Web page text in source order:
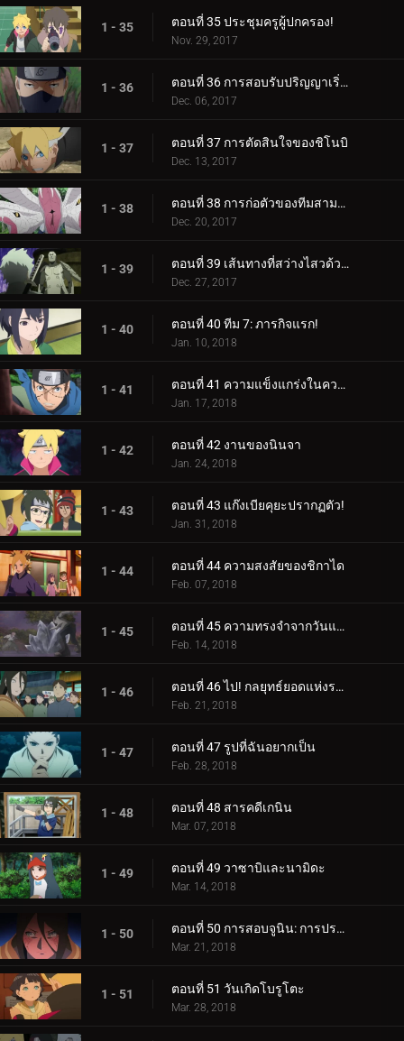
1 - 35 ตอนที่ 35 ประชุมครูผู้ปกครอง!
Nov. 29, 2017
1 - 36 ตอนที่ 36 การสอบรับปริญญาเริ่มต้นขึ้นแล้ว!
Dec. 06, 2017
1 - 37 ตอนที่ 37 การตัดสินใจของชิโนบิ
Dec. 13, 2017
1 - 38 ตอนที่ 38 การก่อตัวของทีมสามคน?
Dec. 20, 2017
1 - 39 ตอนที่ 39 เส้นทางที่สว่างไสวด้วยพระจันทร์เต็มดวง
Dec. 27, 2017
1 - 40 ตอนที่ 40 ทีม 7: ภารกิจแรก!
Jan. 10, 2018
1 - 41 ตอนที่ 41 ความแข็งแกร่งในความสามัคคี
Jan. 17, 2018
1 - 42 ตอนที่ 42 งานของนินจา
Jan. 24, 2018
1 - 43 ตอนที่ 43 แก๊งเบียคุยะปรากฏตัว!
Jan. 31, 2018
1 - 44 ตอนที่ 44 ความสงสัยของชิกาได
Feb. 07, 2018
1 - 45 ตอนที่ 45 ความทรงจำจากวันแห่งหิมะ
Feb. 14, 2018
1 - 46 ตอนที่ 46 ไป! กลยุทธ์ยอดแห่งราตรี
Feb. 21, 2018
1 - 47 ตอนที่ 47 รูปที่ฉันอยากเป็น
Feb. 28, 2018
1 - 48 ตอนที่ 48 สารคดีเกนิน
Mar. 07, 2018
1 - 49 ตอนที่ 49 วาซาบิและนามิดะ
Mar. 14, 2018
1 - 50 ตอนที่ 50 การสอบจูนิน: การประชุมข้อเสนอแนะ
Mar. 21, 2018
1 - 51 ตอนที่ 51 วันเกิดโบรูโตะ
Mar. 28, 2018